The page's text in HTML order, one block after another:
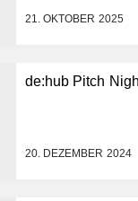
21. OKTOBER 2025
de:hub Pitch
20. DEZEMBER 2024